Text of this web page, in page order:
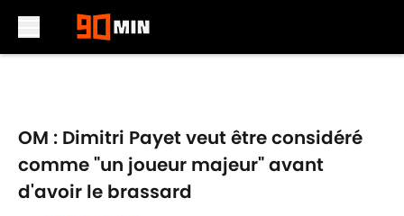
OM : Dimitri Payet veut être considéré
comme "un joueur majeur" avant
d'avoir le brassard